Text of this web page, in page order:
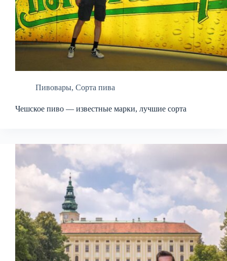
Пивовары, Сорта пива
Чешское пиво — известные марки, лучшие сорта